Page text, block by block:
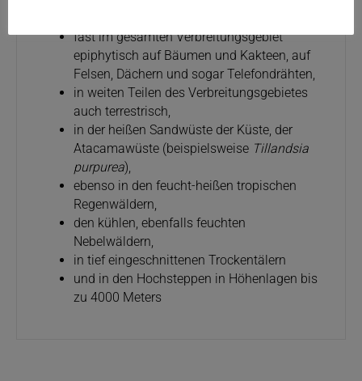
fast im gesamten Verbreitungsgebiet
epiphytisch auf Bäumen und Kakteen, auf
Felsen, Dächern und sogar Telefondrähten,
in weiten Teilen des Verbreitungsgebietes
auch terrestrisch,
in der heißen Sandwüste der Küste, der
Atacamawüste (beispielsweise Tillandsia
purpurea),
ebenso in den feucht-heißen tropischen
Regenwäldern,
den kühlen, ebenfalls feuchten
Nebelwäldern,
in tief eingeschnittenen Trockentälern
und in den Hochsteppen in Höhenlagen bis
zu 4000 Meters